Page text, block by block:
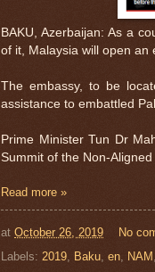
BAKU, Azerbaijan: As a
of it, Malaysia will open an
The embassy, to be
assistance to embattled
Prime Minister Tun Dr
Summit of the Non-
Read more »
at October 26, 2019
No
Labels: 2019, Baku, en, NAM ,